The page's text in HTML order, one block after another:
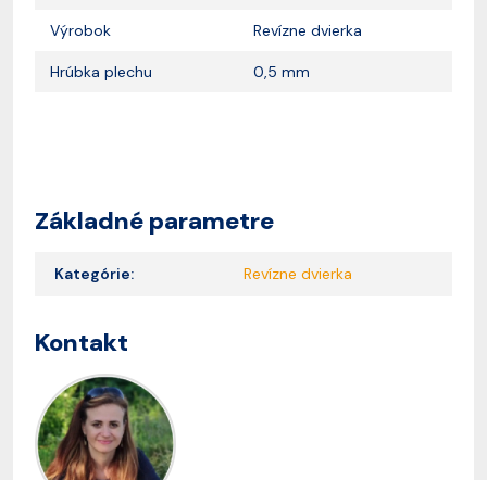
Výrobok Revízne dvierka
Hrúbka plechu 0,5 mm
Základné parametre
Kategórie: Revízne dvierka
Kontakt